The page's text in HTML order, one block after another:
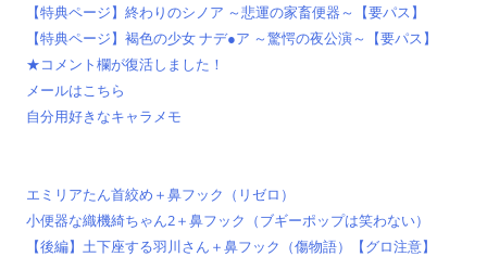
【特典ページ】終わりのシノア ～悲運の家畜便器～【要パス】
【特典ページ】褐色の少女 ナデ●ア ～驚愕の夜公演～【要パス】
★コメント欄が復活しました！
メールはこちら
自分用好きなキャラメモ
エミリアたん首絞め＋鼻フック（リゼロ）
小便器な織機綺ちゃん2＋鼻フック（ブギーポップは笑わない）
【後編】土下座する羽川さん＋鼻フック（傷物語）【グロ注意】